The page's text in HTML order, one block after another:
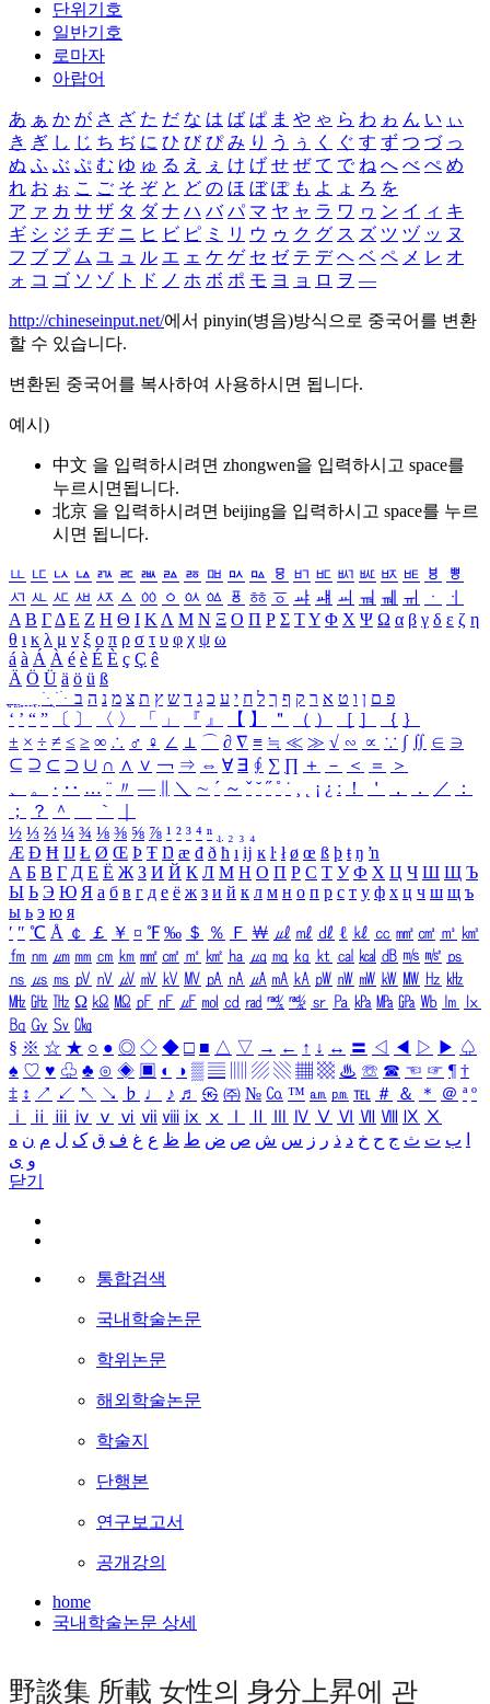
단위기호
일반기호
로마자
아랍어
あ ぁ か が さ ざ た だ な は ば ぱ ま や ゃ ら わ ゎ ん い ぃ
き ぎ し じ ち ぢ に ひ び ぴ み り う ぅ く ぐ す ず つ づ っ
ぬ ふ ぶ ぷ む ゆ ゅ る え ぇ け げ せ ぜ て で ね へ べ ぺ め
れ お ぉ こ ご そ ぞ と ど の ほ ぼ ぽ も よ ょ ろ を
ア ァ カ サ ザ タ ダ ナ ハ バ パ マ ヤ ャ ラ ワ ヮ ン イ ィ キ
ギ シ ジ チ ヂ ニ ヒ ビ ピ ミ リ ウ ゥ ク グ ス ズ ツ ヅ ッ ヌ
フ ブ プ ム ユ ュ ル エ ェ ケ ゲ セ ゼ テ デ ヘ ベ ペ メ レ オ
ォ コ ゴ ソ ゾ ト ド ノ ホ ボ ポ モ ヨ ョ ロ ヲ ―
http://chineseinput.net/에서 pinyin(병음)방식으로 중국어를 변환
할 수 있습니다.
변환된 중국어를 복사하여 사용하시면 됩니다.
예시)
中文 을 입력하시려면 zhongwen을 입력하시고 space를
누르시면됩니다.
北京 을 입력하시려면 beijing을 입력하시고 space를 누르
시면 됩니다.
ㅥ ㅦ ㅧ ㅨ ㅩ ㅪ ㅫ ㅬ ㅭ ㅮ ㅯ ㅰ ㅱ ㅲ ㅳ ㅴ ㅵ ㅶ ㅷ ㅸ
ㅹ
ㅺ ㅻ ㅼ ㅽ ㅾ ㅿ ㆀ ㆁ ㆂ ㆃ ㆄ ㆅ ㆆ ㆇ ㆈ ㆉ ㆊ ㆋ ㆌ ㆍ
ㆎ
Α Β ΓΔ Ε Ζ Η Θ Ι ΚΛ Μ Ν Ξ Ο Π Ρ Σ ΤΥ Φ Χ Ψ Ω α β γ δ ε ζ η
θ ι κ λ μ ν ξ ο π ρ σ τ υ φ χ ψ ω
á à Á À é è É È ç Ç ê
Ä Ö Ü ä ö ü ß
ִֶֹ ֻּ ׁׂ פ ם ן ו ט א ר ק ף ך ל ח י ע כ ג ד ש ץ ת צ מ נ ה ב
‘ ’ “ ” 〔 〕 〈 〉 「 」 『 』 【 】 ＂ （ ） ［ ］ ｛ ｝
± × ÷ ≠ ≤ ≥ ∞ ∴ ♂ ♀ ∠ ⊥ ⌒ ∂ ∇ ≡ ≒ ≪ ≫ √ ∽ ∝ ∵ ∫ ∬ ∈ ∋
⊆ ⊇ ⊂ ⊃ ∪ ∩ ∧ ∨ ￢ ⇒ ⇔ ∀ ∃ ∮ ∑ ∏ ＋ － ＜ ＝
＞
、
。 · ‥ … ¨ 〃 ― ＼ ∼ ´ ～ ˇ ˘ ˝ ˚ ˙ ¸ ¡ ¿ ː ！ ＇ ， ． ／
：
；
？ ＾ ｀
½ ⅓ ⅔ ¼ ¾ ⅛ ⅜ ⅝ ⅞ ¹ ² ³ ⁴ ⁿ ₁ ₂ ₃ ₄
Æ Ð Ħ Ĳ Ł Ø Œ Þ Ŧ Ŋ æ đ ð ħ ı ĳ ĸ ŀ ł ø œ ß þ ŧ ŋ ŉ
А Б В Г Д Е Ё Ж З И Й К Л М Н О П Р С Т У Ф Х Ц Ч Ш Щ Ъ
Ы Ь Э Ю Я а б в г д е ё ж з и й к л м н о п р с т у ф х ц ч ш щ ъ
ы ь э ю я
′ ″ ℃ Å ￠ ￡ ￥ ¤ ℉ ‰ ＄ ％ Ｆ ￦ ㎕ ㎖ ㎗ ℓ ㎘ ㏄ ㎣ ㎤ ㎥ ㎦
㎙ ㎚ ㎛ ㎜ ㎝ ㎞ ㎟ ㎠ ㎡ ㎢ ㏊ ㎍ ㎎ ㎏ ㏏ ㎈ ㎉ ㏈ ㎧ ㎨ ㎰
㎱ ㎲ ㎳ ㎴ ㎵ ㎶ ㎷ ㎸ ㎹ ㎀ ㎁ ㎂ ㎃ ㎄ ㎺ ㎻ ㎽ ㎾ ㎿ ㎐ ㎑
㎒ ㎓ ㎔ Ω ㏀ ㏁ ㎊ ㎋ ㎌ ㏖ ㏅ ㎭ ㎮ ㎯ ㏛ ㎩ ㎪ ㎫ ㎬ ㏝ ㏐
㏓
㏃ ㏉ ㏜ ㏆
§ ※ ☆ ★ ○ ● ◎ ◇ ◆ □ ■ △ ▽ → ← ↑ ↓ ↔ 〓 ◁ ◀ ▷ ▶ ♤
♠ ♡ ♥ ♧ ♣ ⊙ ◈ ▣ ◐ ◑ ▒ ▤ ▨ ▧ ▦ ▩ ♨ ☏ ☎ ☜ ☞ ¶ †
‡ ↕ ↗ ↙ ↖ ↘ ♭ ♩ ♪ ♬ ㉿ ㈜ № ㏇ ™ ㏂ ㏘ ℡ ＃ ＆ ＊ ＠ ª º
ⅰ
ⅱ ⅲ ⅳ ⅴ ⅵ ⅶ ⅷ ⅸ ⅹ Ⅳ Ⅴ Ⅵ Ⅶ Ⅷ Ⅸ Ⅹ
ب ت ث ج ح خ د ذ ر ز س ش ص ض ط ظ ع غ ف ق ک ل م ن ه
و ی
닫기
통합검색
국내학술논문
학위논문
해외학술논문
학술지
단행본
연구보고서
공개강의
home
국내학술논문 상세
野談集 所載 女性의 身分上昇에 관